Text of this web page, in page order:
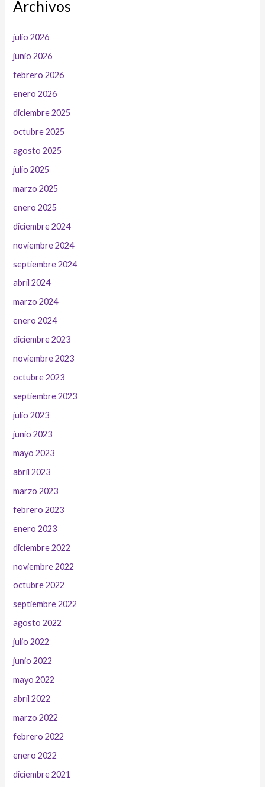
Archivos
julio 2026
junio 2026
febrero 2026
enero 2026
diciembre 2025
octubre 2025
agosto 2025
julio 2025
marzo 2025
enero 2025
diciembre 2024
noviembre 2024
septiembre 2024
abril 2024
marzo 2024
enero 2024
diciembre 2023
noviembre 2023
octubre 2023
septiembre 2023
julio 2023
junio 2023
mayo 2023
abril 2023
marzo 2023
febrero 2023
enero 2023
diciembre 2022
noviembre 2022
octubre 2022
septiembre 2022
agosto 2022
julio 2022
junio 2022
mayo 2022
abril 2022
marzo 2022
febrero 2022
enero 2022
diciembre 2021